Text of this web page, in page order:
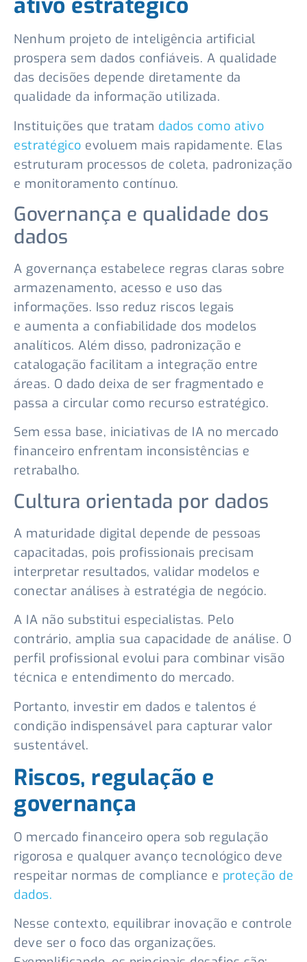
Nenhum projeto de inteligência artificial
prospera sem dados confiáveis. A qualidade
das decisões depende diretamente da
qualidade da informação utilizada.
Instituições que tratam dados como ativo
estratégico evoluem mais rapidamente. Elas
estruturam processos de coleta, padronização
e monitoramento contínuo.
Governança e qualidade dos
dados
A governança estabelece regras claras sobre
armazenamento, acesso e uso das
informações. Isso reduz riscos legais
e aumenta a confiabilidade dos modelos
analíticos. Além disso, padronização e
catalogação facilitam a integração entre
áreas. O dado deixa de ser fragmentado e
passa a circular como recurso estratégico.
Sem essa base, iniciativas de IA no mercado
financeiro enfrentam inconsistências e
retrabalho.
Cultura orientada por dados
A maturidade digital depende de pessoas
capacitadas, pois profissionais precisam
interpretar resultados, validar modelos e
conectar análises à estratégia de negócio.
A IA não substitui especialistas. Pelo
contrário, amplia sua capacidade de análise. O
perfil profissional evolui para combinar visão
técnica e entendimento do mercado.
Portanto, investir em dados e talentos é
condição indispensável para capturar valor
sustentável.
Riscos, regulação e
governança
O mercado financeiro opera sob regulação
rigorosa e qualquer avanço tecnológico deve
respeitar normas de compliance e proteção de
dados.
Nesse contexto, equilibrar inovação e controle
deve ser o foco das organizações.